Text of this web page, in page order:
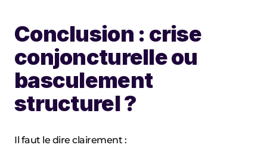
Conclusion : crise
conjoncturelle ou
basculement
structurel ?
Il faut le dire clairement :